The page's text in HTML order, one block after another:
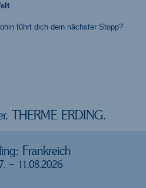
führt dich dein nächster Stopp?
THERME ERDING.
Frankreich
– 11.08.2026